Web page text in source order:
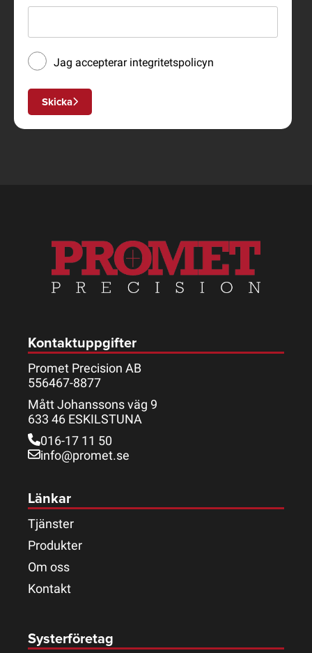
Jag accepterar integritetspolicyn
Skicka
Kontaktuppgifter
Promet Precision AB
556467-8877
Mått Johanssons väg 9
633 46 ESKILSTUNA
016-17 11 50
info@promet.se
Länkar
Tjänster
Produkter
Om oss
Kontakt
Systerföretag